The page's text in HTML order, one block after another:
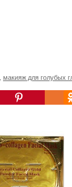
макияж для голубых